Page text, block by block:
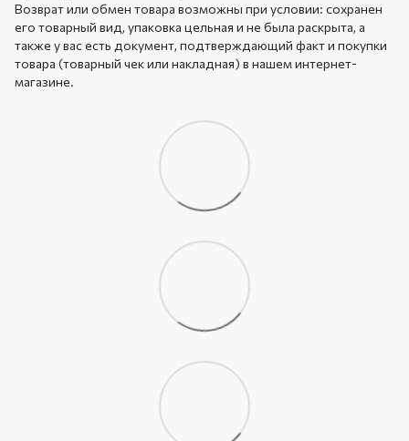
Возврат или обмен товара возможны при условии: сохранен
его товарный вид, упаковка цельная и не была раскрыта, а
также у вас есть документ, подтверждающий факт и покупки
товара (товарный чек или накладная) в нашем интернет-
магазине.